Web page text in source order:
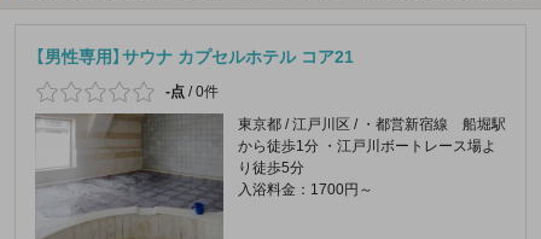
【男性専用】サウナ カプセルホテル コア21
-点 /0件
東京都 / 江戸川区 / ・都営新宿線 船堀駅
から徒歩1分 ・江戸川ボートレース場よ
り徒歩5分
入浴料金：1700円～